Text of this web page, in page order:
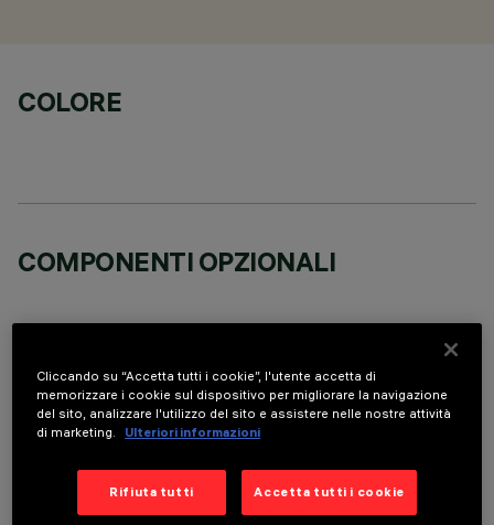
COLORE
COMPONENTI OPZIONALI
DATI TECNICI
DESCRIZIONE
Cliccando su “Accetta tutti i cookie”, l'utente accetta di
memorizzare i cookie sul dispositivo per migliorare la navigazione
del sito, analizzare l'utilizzo del sito e assistere nelle nostre attività
di marketing.
Ulteriori informazioni
Rifiuta tutti Accetta tutti i cookie